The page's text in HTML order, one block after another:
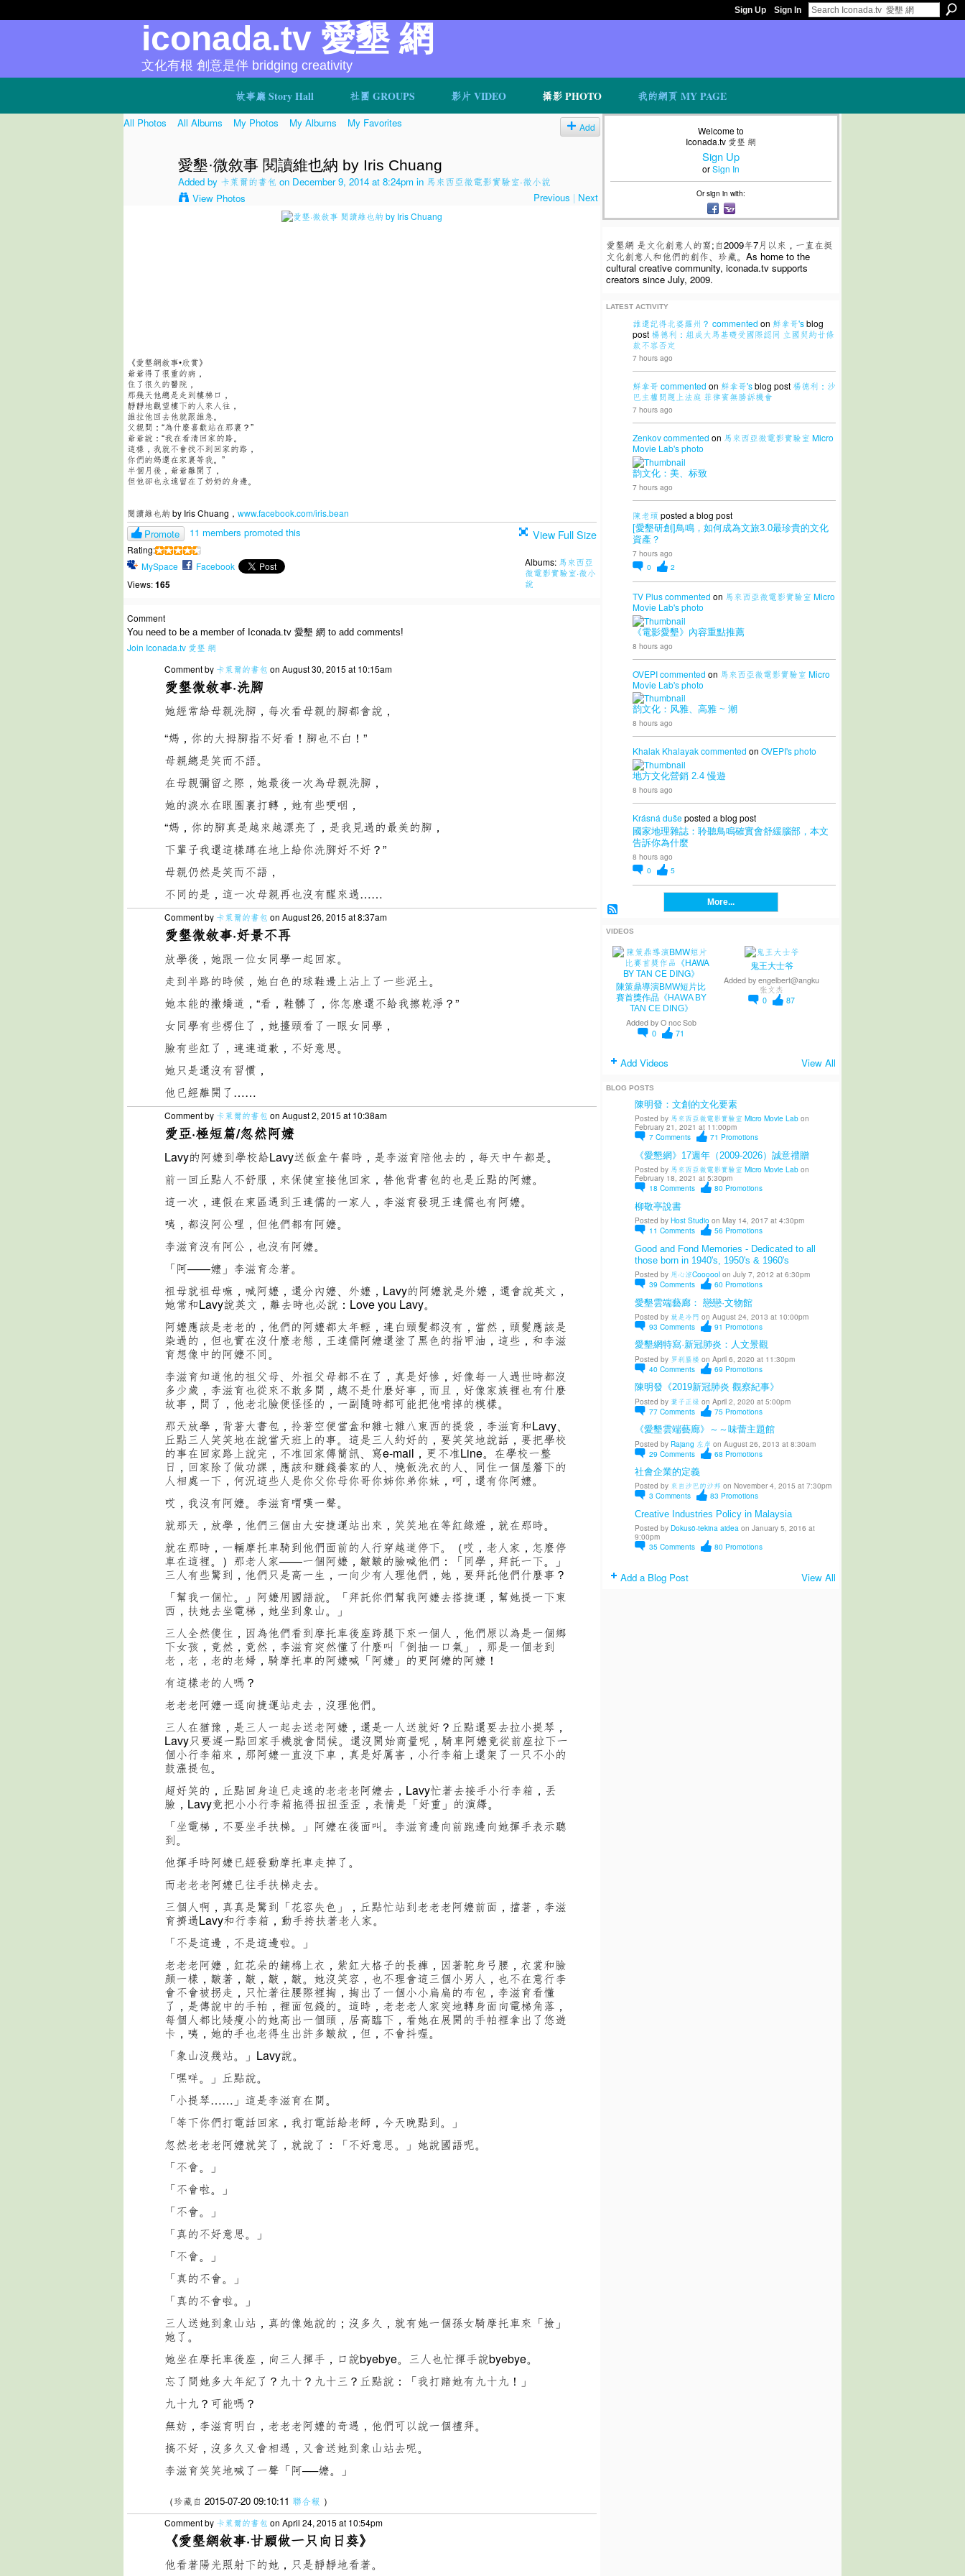
Sign Up Sign In
故事廳 Story Hall 社團 GROUPS 影片 VIDEO 攝影 PHOTO 我的網頁 MY PAGE
iconada.tv 愛墾 網
文化有根 創意是伴 bridging creativity
All Photos All Albums My Photos My Albums My Favorites Add
愛墾·微敘事 閱讀維也納 by Iris Chuang
Added by 卡萊爾的書包 on December 9, 2014 at 8:24pm in 馬來西亞微電影實驗室·微小說
View Photos
Previous | Next
《愛墾網敘事•欣賞》
爺爺得了很重的病，
住了很久的醫院，
那幾天他總是走到樓梯口，
靜靜地觀望樓下的人來人往，
誰拉他回去他就跟誰急。
父親問：“為什麼喜歡站在那裏？”
爺爺說：“我在看清回家的路。
這樣，我就不會找不到回家的路，
你們的媽還在家裏等我。”
半個月後，爺爺離開了，
但他卻也永遠留在了奶奶的身邊。
閱讀維也納 by Iris Chuang， www.facebook.com/iris.bean
Promote 11 members promoted this
Rating:
MySpace
Facebook
Views:165
View Full Size
Albums: 馬來西亞
微電影實驗室·微小
說
Comment
You need to be a member of Iconada.tv 愛墾 網 to add comments!
Join Iconada.tv 愛墾 網
Comment by 卡萊爾的書包 on August 30, 2015 at 10:15am
愛墾微敘事·洗腳
她經常給母親洗腳，每次看母親的腳都會說，
“媽，你的大拇腳指不好看！腳也不白！”
母親總是笑而不語。
在母親彌留之際，她最後一次為母親洗腳，
她的淚水在眼圈裏打轉，她有些哽咽，
“媽，你的腳真是越來越漂亮了，是我見過的最美的腳，
下輩子我還這樣蹲在地上給你洗腳好不好？”
母親仍然是笑而不語，
不同的是，這一次母親再也沒有醒來過……
Comment by 卡萊爾的書包 on August 26, 2015 at 8:37am
愛墾微敘事·好景不再
放學後，她跟一位女同學一起回家。
走到半路的時候，她白色的球鞋邊上沾上了一些泥土。
她本能的撒嬌道，“看，鞋髒了，你怎麽還不給我擦乾淨？”
女同學有些楞住了，她擡頭看了一眼女同學，
臉有些紅了，連連道歉，不好意思。
她只是還沒有習慣，
他已經離開了……
Comment by 卡萊爾的書包 on August 2, 2015 at 10:38am
愛亞·極短篇/忽然阿嬤
Lavy的阿嬤到學校給Lavy送飯盒午餐時，是李滋育陪他去的，每天中午都是。
前一回丘點人不舒服，來保健室接他回家，替他背書包的也是丘點的阿嬤。
這一次，連假在東區遇到王達儒的一家人，李滋育發現王達儒也有阿嬤。
咦，都沒阿公哩，但他們都有阿嬤。
李滋育沒有阿公，也沒有阿嬤。
「阿——嬤」李滋育念著。
祖母就祖母嘛，喊阿嬤，還分內嬤、外嬤，Lavy的阿嬤就是外嬤，還會說英文，
她常和Lavy說英文，離去時也必說：Love you Lavy。
阿嬤應該是老老的，他們的阿嬤都太年輕，連白頭髮都沒有，當然，頭髮應該是
染過的，但也實在沒什麼老態，王達儒阿嬤還塗了黑色的指甲油，這些，和李滋
育想像中的阿嬤不同。
李滋育知道他的祖父母、外祖父母都不在了，真是好慘，好像每一人過世時都沒
多少歲，李滋育也從來不敢多問，總不是什麼好事，而且，好像家族裡也有什麼
故事，問了，他老北臉便怪怪的，一副隨時都可能把他啃掉的模樣。
那天放學，背著大書包，拎著空便當盒和雜七雜八東西的提袋，李滋育和Lavy、
丘點三人笑笑地在說當天班上的事。這是三人約好的，要笑笑地說話，要把學校
的事在回家路上說完，不准回家傳簡訊、寫e-mail，更不准Line。在學校一整
日，回家除了做功課，應該和賺錢養家的人、燒飯洗衣的人、同住一個屋簷下的
人相處一下，何況這些人是你父你母你哥你姊你弟你妹，呵，還有你阿嬤。
哎，我沒有阿嬤。李滋育喟嘆一聲。
就那天，放學，他們三個由大安捷運站出來，笑笑地在等紅綠燈，就在那時。
就在那時，一輛摩托車騎到他們面前的人行穿越道停下。（哎，老人家，怎麼停
車在這裡。）那老人家——一個阿嬤，皺皺的臉喊他們：「同學，拜託一下。」
三人有些驚到，他們只是高一生，一向少有人理他們，她，要拜託他們什麼事？
「幫我一個忙。」阿嬤用國語說。「拜託你們幫我阿嬤去搭捷運，幫她提一下東
西，扶她去坐電梯，她坐到象山。」
三人全然傻住，因為他們看到摩托車後座跨腿下來一個人，他們原以為是一個鄉
下女孩，竟然，竟然，李滋育突然懂了什麼叫「倒抽一口氣」，那是一個老到
老，老，老的老婦，騎摩托車的阿嬤喊「阿嬤」的更阿嬤的阿嬤！
有這樣老的人嗎？
老老老阿嬤一逕向捷運站走去，沒理他們。
三人在猶豫，是三人一起去送老阿嬤，還是一人送就好？丘點還要去拉小提琴，
Lavy只要遲一點回家手機就會問候。還沒開始商量呢，騎車阿嬤竟從前座拉下一
個小行李箱來，那阿嬤一直沒下車，真是好厲害，小行李箱上還架了一只不小的
鼓漲提包。
超好笑的，丘點回身追已走遠的老老老阿嬤去，Lavy忙著去接手小行李箱，丟
臉，Lavy竟把小小行李箱拖得扭扭歪歪，表情是「好重」的演繹。
「坐電梯，不要坐手扶梯。」阿嬤在後面叫。李滋育邊向前跑邊向她揮手表示聽
到。
他揮手時阿嬤已經發動摩托車走掉了。
而老老老阿嬤已往手扶梯走去。
三個人啊，真真是驚到「花容失色」，丘點忙站到老老老阿嬤前面，擋著，李滋
育擠過Lavy和行李箱，動手挎扶著老人家。
「不是這邊，不是這邊啦。」
老老老阿嬤，紅花朵的鋪棉上衣，紫紅大格子的長褲，因著駝身弓腰，衣裳和臉
顏一樣，皺著，皺，皺，皺。她沒笑容，也不理會這三個小男人，也不在意行李
會不會被拐走，只忙著往腰際裡掏，掏出了一個小小扁扁的布包，李滋育看懂
了，是傳說中的手帕，裡面包錢的。這時，老老老人家突地轉身面向電梯角落，
每個人都比矮瘦小的她高出一個頭，居高臨下，看她在展開的手帕裡拿出了悠遊
卡，咦，她的手也老得生出許多皺紋，但，不會抖喔。
「象山沒幾站。」Lavy說。
「嘿咩。」丘點說。
「小提琴……」這是李滋育在問。
「等下你們打電話回家，我打電話給老師，今天晚點到。」
忽然老老老阿嬤就笑了，就說了：「不好意思。」她說國語呢。
「不會。」
「不會啦。」
「不會。」
「真的不好意思。」
「不會。」
「真的不會。」
「真的不會啦。」
三人送她到象山站，真的像她說的；沒多久，就有她一個孫女騎摩托車來「撿」
她了。
她坐在摩托車後座，向三人揮手，口說byebye。三人也忙揮手說byebye。
忘了問她多大年紀了？九十？九十三？丘點說：「我打賭她有九十九！」
九十九？可能嗎？
無妨，李滋育明白，老老老阿嬤的奇遇，他們可以說一個禮拜。
搞不好，沒多久又會相遇，又會送她到象山站去呢。
李滋育笑笑地喊了一聲「阿──嬤。」
（珍藏自 2015-07-20 09:10:11 聯合報 ）
Comment by 卡萊爾的書包 on April 24, 2015 at 10:54pm
《愛墾網敘事·甘願做一只向日葵》
他看著陽光照射下的她，只是靜靜地看著。
Welcome to
Iconada.tv 愛墾 網
Sign Up
orSign In
Or sign in with:
愛墾網 是文化創意人的窩;自2009年7月以來，一直在挺
文化創意人和他們的創作、珍藏。As home to the
cultural creative community, iconada.tv supports
creators since July, 2009.
LATEST ACTIVITY
誰還記得北婆羅州？ commented on 鮮拿哥'sblog
post 楊德利：組成大馬基礎受國際認同 立國契約廿條
款不容否定
7 hours ago
鮮拿哥 commented on 鮮拿哥'sblog post 楊德利：沙
巴主權問題上法庭 菲律賓無勝訴機會
7 hours ago
Zenkovcommented on 馬來西亞微電影實驗室 Micro
Movie Lab'sphoto
韵文化：美、标致
7 hours ago
陳老頭 posted a blog post
[愛墾研創]鳥鳴，如何成為文旅3.0最珍貴的文化
資產？
7 hours ago
0
2
TV Pluscommented on 馬來西亞微電影實驗室 Micro
Movie Lab'sphoto
《電影愛墾》內容重點推薦
8 hours ago
OVEPIcommented on 馬來西亞微電影實驗室 Micro
Movie Lab'sphoto
韵文化：风雅、高雅 ~ 潮
8 hours ago
Khalak Khalayakcommented on OVEPI'sphoto
地方文化營銷 2.4 慢遊
8 hours ago
Krásná dušeposted a blog post
國家地理雜誌：聆聽鳥鳴確實會舒緩腦部，本文
告訴你為什麼
8 hours ago
0
5
More...
VIDEOS
陳策鼎導演BMW短片比
賽首獎作品《HAWA BY
TAN CE DING》
Added by O noc Sob
0
71
鬼王大士爷
Added byengelbert@angku
张文杰
0
87
Add Videos View All
BLOG POSTS
陳明發：文創的文化要素
Posted by 馬來西亞微電影實驗室 Micro Movie Labon
February 21, 2021 at 11:00pm
7 Comments 71 Promotions
《愛懇網》17週年（2009-2026）誠意禮贈
Posted by 馬來西亞微電影實驗室 Micro Movie Labon
February 18, 2021 at 5:30pm
18 Comments 80 Promotions
柳敬亭說書
Posted by Host Studioon May 14, 2017 at 4:30pm
11 Comments 56 Promotions
Good and Fond Memories - Dedicated to all
those born in 1940's, 1950's & 1960's
Posted by 用心涼Cooooolon July 7, 2012 at 6:30pm
39 Comments 60 Promotions
愛墾雲端藝廊： 戀戀·文物館
Posted by 就是冷門 on August 24, 2013 at 10:00pm
93 Comments 91 Promotions
愛墾網特寫·新冠肺炎：人文景觀
Posted by 罗刹蜃楼 on April 6, 2020 at 11:30pm
40 Comments 69 Promotions
陳明發《2019新冠肺炎 觀察紀事》
Posted by 葉子正绿 on April 2, 2020 at 5:00pm
77 Comments 75 Promotions
《愛墾雲端藝廊》～～味蕾主題館
Posted by Rajang 左岸 on August 26, 2013 at 8:30am
29 Comments 68 Promotions
社會企業的定義
Posted by 來自沙巴的沙邦 on November 4, 2015 at 7:30pm
3 Comments 83 Promotions
Creative Industries Policy in Malaysia
Posted by Dokusō-tekina aideaon January 5, 2016 at
9:00pm
35 Comments 80 Promotions
Add a Blog Post View All